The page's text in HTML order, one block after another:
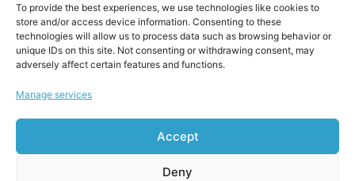
To provide the best experiences, we use technologies like cookies to
store and/or access device information. Consenting to these
technologies will allow us to process data such as browsing behavior or
unique IDs on this site. Not consenting or withdrawing consent, may
adversely affect certain features and functions.
Manage services
Accept
Deny